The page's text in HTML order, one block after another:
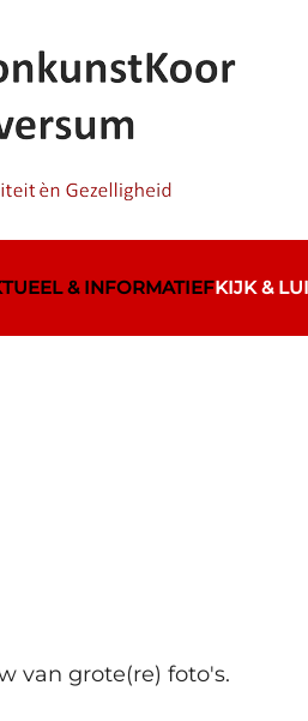
& INFORMATIEFKIJK &
van grote(re) foto's.